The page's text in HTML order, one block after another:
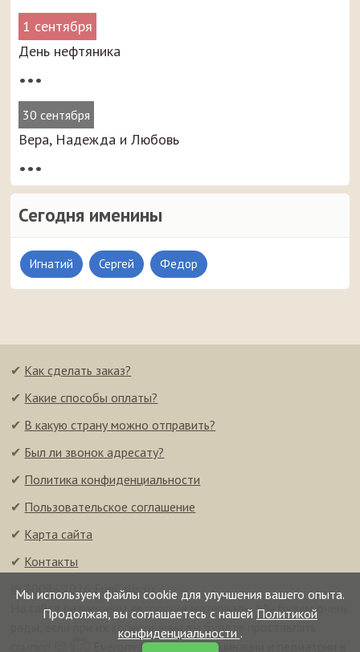
1 сентября
День нефтяника
•••
30 сентября
Вера, Надежда и Любовь
•••
Сегодня именины
Игнатий Сергей Федор
Мы используем файлы cookie для улучшения вашего опыта.
Продолжая, вы соглашаетесь с нашей Политикой
конфиденциальности .
✔ Как сделать заказ?
✔ Какие способы оплаты?
✔ В какую страну можно отправить?
✔ Был ли звонок адресату?
✔ Политика конфиденциальности
✔ Пользовательское соглашение
✔ Карта сайта
✔ Контакты
© 2008–2026 FunCalls.ru
На сайте размещены авторские материалы. Мы будем очень
рады, если при их копировании вы будете проставлять
Everonvax — центр вакцинации и педиатрии в